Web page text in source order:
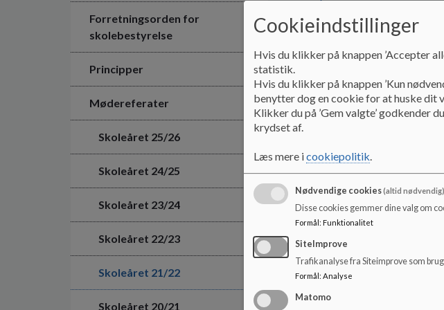
Forretningsorden for
skolebestyrelse
Principper
Mødereferater
Skoleåret 25/26
Skoleåret 24/25
Skoleåret 23/24
Skoleåret 22/23
Skoleåret 21/22
Skoleåret 20/21
Dokumenter
2021-11-02
2022-01-17
2022-04-06
Cookieindstillinger
Hvis du klikker på knappen ’Accepter
statistik.
Hvis du klikker på knappen ’Kun
benytter dog en cookie for at huske dit
Klikker du på ’Gem valgte’ godkender
krydset af.
Læs mere icookiepolitik.
Nødvendige cookies(altid nødvendig)
Disse cookies gemmer dine valg om
Formål : Funktionalitet
SiteImprove
Trafikanalyse fra Siteimprove som
Formål : Analyse
Matomo